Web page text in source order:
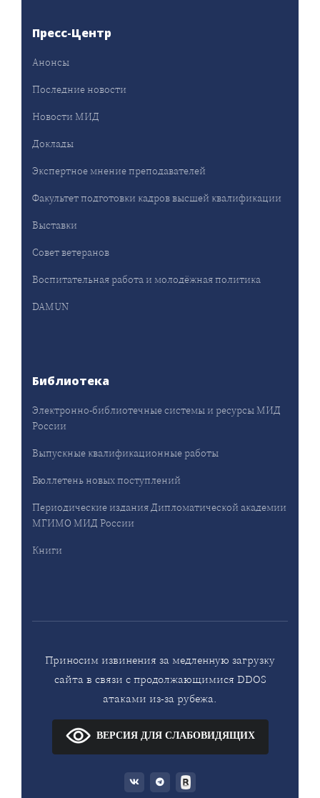
Пресс-Центр
Анонсы
Последние новости
Новости МИД
Доклады
Экспертное мнение преподавателей
Факультет подготовки кадров высшей квалификации
Выставки
Совет ветеранов
Воспитательная работа и молодёжная политика
DAMUN
Библиотека
Электронно-библиотечные системы и ресурсы МИД
России
Выпускные квалификационные работы
Бюллетень новых поступлений
Периодические издания Дипломатической академии
МГИМО МИД России
Книги
Приносим извинения за медленную загрузку
сайта в связи с продолжающимися DDOS
атаками из-за рубежа.
ВЕРСИЯ ДЛЯ СЛАБОВИДЯЩИХ